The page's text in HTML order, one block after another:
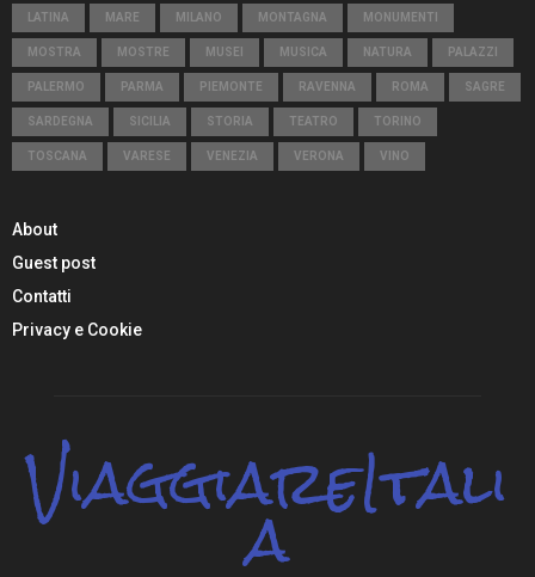
LATINA MARE MILANO MONTAGNA MONUMENTI
MOSTRA MOSTRE MUSEI MUSICA NATURA PALAZZI
PALERMO PARMA PIEMONTE RAVENNA ROMA SAGRE
SARDEGNA SICILIA STORIA TEATRO TORINO
TOSCANA VARESE VENEZIA VERONA VINO
About
Guest post
Contatti
Privacy e Cookie
ViaggiareItali
a